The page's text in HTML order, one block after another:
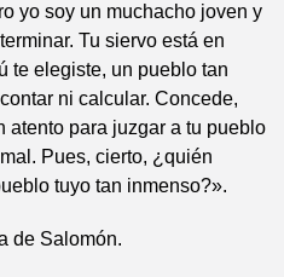
yo soy un muchacho joven y
Tu siervo está en
te elegiste, un pueblo tan
ni calcular. Concede,
atento para juzgar a tu pueblo
Pues, cierto, ¿quién
tuyo tan inmenso?».
de Salomón.